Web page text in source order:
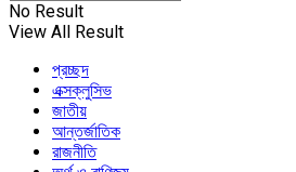
No Result
View All Result
প্রচ্ছদ
এক্সক্লুসিভ
জাতীয়
আন্তর্জাতিক
রাজনীতি